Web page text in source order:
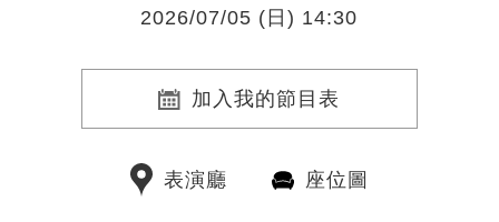
2026/07/05 (日) 14:30
加入我的節目表
表演廳 座位圖